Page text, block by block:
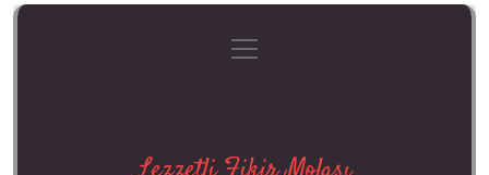
Gizlilik Politikası
menüyü
aç